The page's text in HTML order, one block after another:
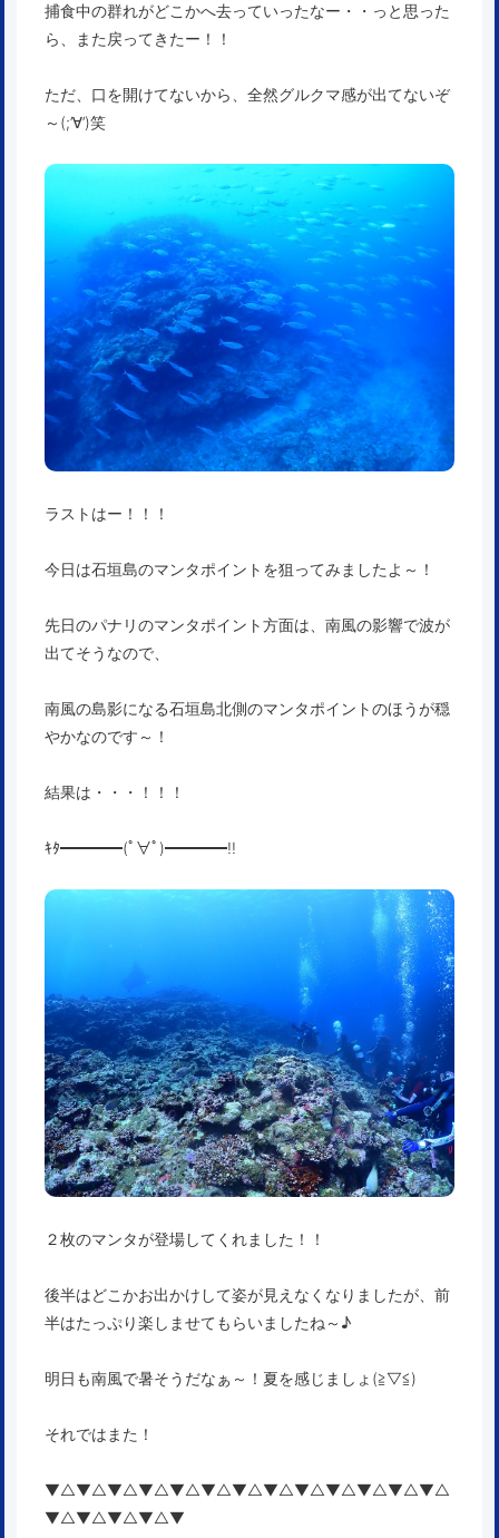
捕食中の群れがどこかへ去っていったなー・・っと思った
ら、また戻ってきたー！！
ただ、口を開けてないから、全然グルクマ感が出てないぞ
～(;’∀’)笑
ラストはー！！！
今日は石垣島のマンタポイントを狙ってみましたよ～！
先日のパナリのマンタポイント方面は、南風の影響で波が
出てそうなので、
南風の島影になる石垣島北側のマンタポイントのほうが穏
やかなのです～！
結果は・・・！！！
ｷﾀ━━━━(ﾟ∀ﾟ)━━━━!!
２枚のマンタが登場してくれました！！
後半はどこかお出かけして姿が見えなくなりましたが、前
半はたっぷり楽しませてもらいましたね～♪
明日も南風で暑そうだなぁ～！夏を感じましょ(≧▽≦)
それではまた！
▼△▼△▼△▼△▼△▼△▼△▼△▼△▼△▼△▼△▼△
▼△▼△▼△▼△▼